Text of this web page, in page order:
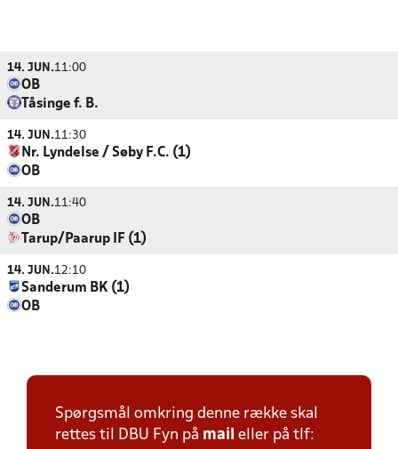
14. JUN.11:00
OB
Tåsinge f. B.
14. JUN.11:30
Nr. Lyndelse / Søby F.C. (1)
OB
14. JUN.11:40
OB
Tarup/Paarup IF (1)
14. JUN.12:10
Sanderum BK (1)
OB
Spørgsmål omkring denne række skal
rettes til DBU Fyn på mail eller på tlf: